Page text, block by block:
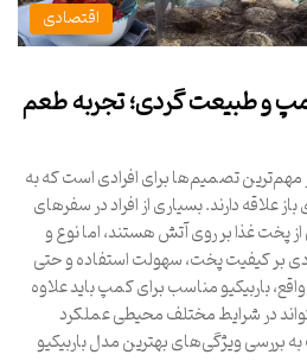
اقتصادی
و طبیعت گردی؛ تجربه طعم
مهم‌ترین تصمیم‌ها برای افرادی است که به
دارند. بسیاری از افراد در سفرهای
پخت غذا بر روی آتش هستند، اما نوع و
بر کیفیت پخت، سهولت استفاده و حتی
باربیکیو مناسب برای کمپ باید علاوه
در شرایط مختلف محیطی عملکرد
بررسی ویژگی‌های بهترین مدل باربیکیو